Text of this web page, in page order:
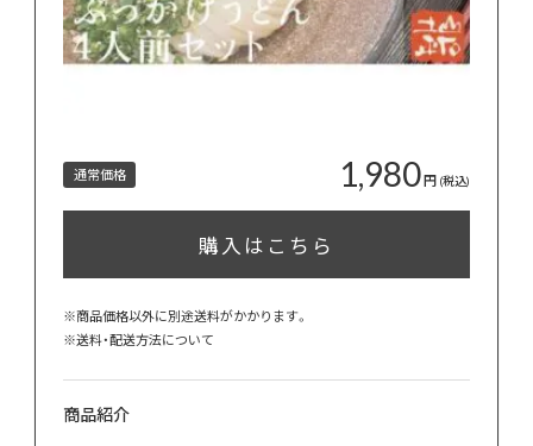
通常価格 1,980円 (税込)
購入はこちら
※商品価格以外に別途送料がかかります。
※送料・配送方法について
商品紹介